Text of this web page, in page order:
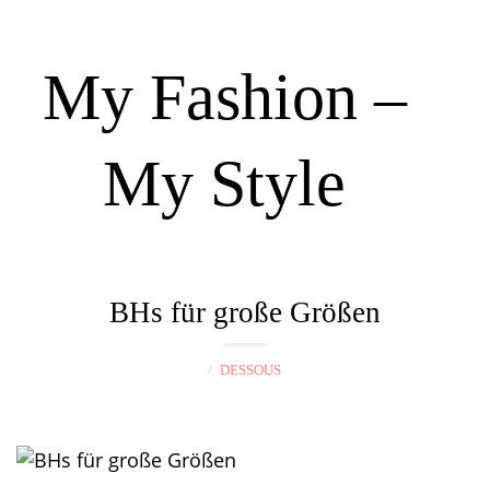
My Fashion –
My Style
t
BHs für große Größen
DESSOUS